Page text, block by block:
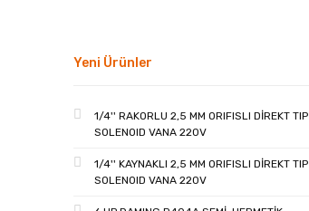
Yeni Ürünler
1/4'' RAKORLU 2,5 MM ORIFISLI DİREKT TIP
SOLENOID VANA 220V
1/4'' KAYNAKLI 2,5 MM ORIFISLI DİREKT TIP
SOLENOID VANA 220V